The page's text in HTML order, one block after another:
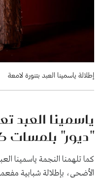
إطلالة ياسمينا العبد بتنورة لامعة
ياسمينا
"ديور" بلمسات
كما تلهمنا النجمة ياسمينا
الأضحى، بإطلالة شبابية